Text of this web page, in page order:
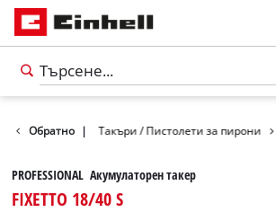
Обратно |
Инструменти Такъри / Пистолети за пирони
PROFESSIONAL Акумулаторен такер
FIXETTO 18/40 S